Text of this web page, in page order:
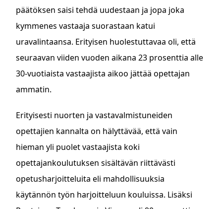
päätöksen saisi tehdä uudestaan ja jopa joka
kymmenes vastaaja suorastaan katui
uravalintaansa. Erityisen huolestuttavaa oli, että
seuraavan viiden vuoden aikana 23 prosenttia alle
30-vuotiaista vastaajista aikoo jättää opettajan
ammatin.
Erityisesti nuorten ja vastavalmistuneiden
opettajien kannalta on hälyttävää, että vain
hieman yli puolet vastaajista koki
opettajankoulutuksen sisältävän riittävästi
opetusharjoitteluita eli mahdollisuuksia
käytännön työn harjoitteluun kouluissa. Lisäksi